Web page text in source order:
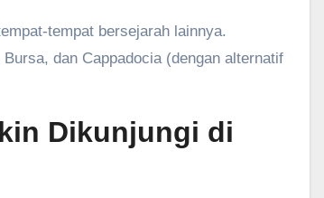
tempat bersejarah lainnya.
dan Cappadocia (dengan alternatif
Dikunjungi di